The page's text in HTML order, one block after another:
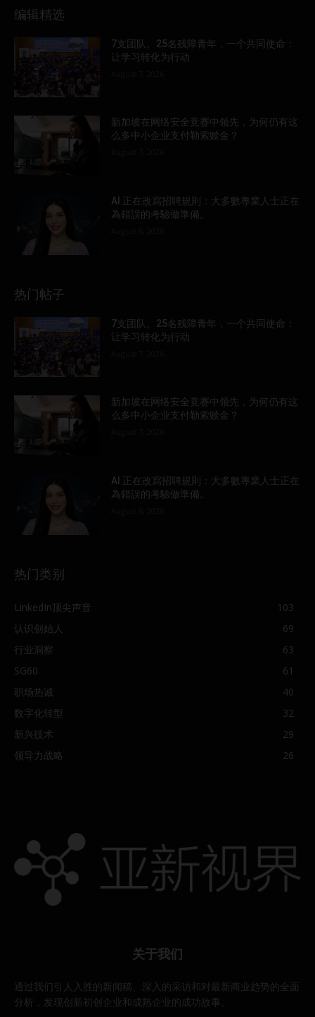
编辑精选
7支团队、25名残障青年，一个共同使命：
让学习转化为行动
新加坡在网络安全竞赛中领先，为何仍有这
么多中小企业支付勒索赎金？
AI 正在改寫招聘規則：大多數專業人士正在
為錯誤的考驗做準備。
热门帖子
7支团队、25名残障青年，一个共同使命：
让学习转化为行动
新加坡在网络安全竞赛中领先，为何仍有这
么多中小企业支付勒索赎金？
AI 正在改寫招聘規則：大多數專業人士正在
為錯誤的考驗做準備。
热门类别
LinkedIn顶尖声音
103
认识创始人
69
行业洞察
63
SG60
61
职场热诚
40
数字化转型
32
新兴技术
29
领导力战略
26
关于我们
通过我们引人入胜的新闻稿、深入的采访和对最新商业趋势的全面
分析，发现创新初创企业和成熟企业的成功故事。